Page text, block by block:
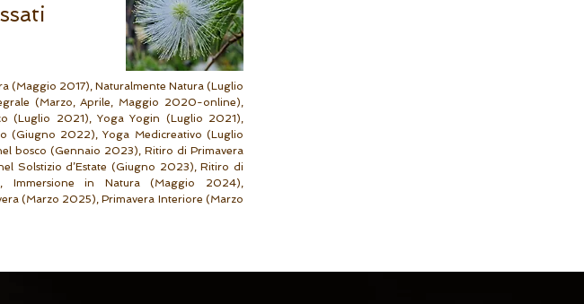
(Maggio 2017), Naturalmente Natura (Luglio
(Marzo, Aprile, Maggio 2020-online),
(Luglio 2021), Yoga Yogin (Luglio 2021),
(Giugno 2022), Yoga Medicreativo (Luglio
bosco (Gennaio 2023), Ritiro di Primavera
Solstizio d’Estate (Giugno 2023), Ritiro di
Immersione in Natura (Maggio 2024),
(Marzo 2025), Primavera Interiore (Marzo